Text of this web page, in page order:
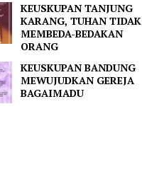
KEUSKUPAN TANJUNG
KARANG, TUHAN TIDAK
MEMBEDA-BEDAKAN
ORANG
KEUSKUPAN BANDUNG
MEWUJUDKAN GEREJA
BAGAIMADU